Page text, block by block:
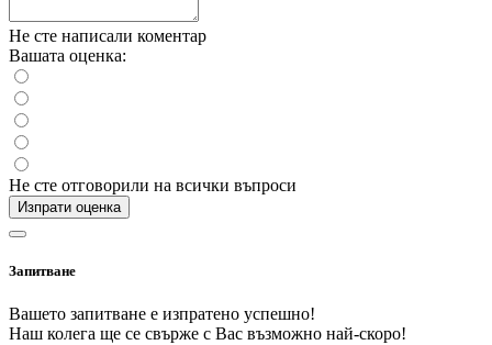
Не сте написали коментар
Вашата оценка:
Не сте отговорили на всички въпроси
Изпрати оценка
Запитване
Вашето запитване е изпратено успешно!
Наш колега ще се свърже с Вас възможно най-скоро!